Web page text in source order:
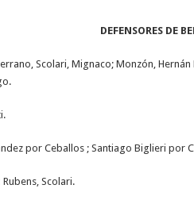
DEFENSORES DE
Scolari, Mignaco; Monzón,
por Ceballos ; Santiago Biglieri por
Rubens, Scolari.